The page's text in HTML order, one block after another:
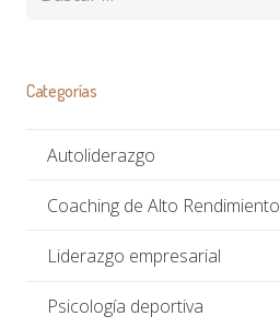
Categorías
Autoliderazgo
Coaching de Alto Rendimiento
Liderazgo empresarial
Psicología deportiva